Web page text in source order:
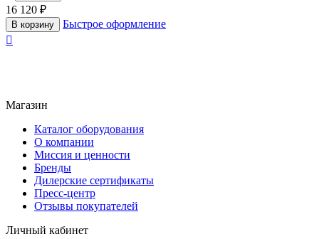
16 120 ₽
В корзину
Быстрое оформление

Магазин
Каталог оборудования
О компании
Миссия и ценности
Бренды
Дилерские сертификаты
Пресс-центр
Отзывы покупателей
Личный кабинет